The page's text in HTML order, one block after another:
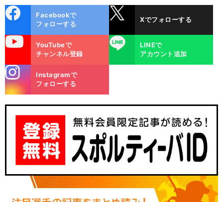
ok
Facebookで
フォローする
Xでフォローする
YouTubeで
チャンネル登録
LINE
LINEで
アカウント追加
m
Instagramで
フォローする